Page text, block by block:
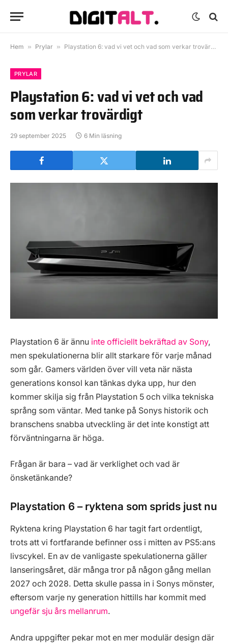
Hem » Prylar » Playstation 6: vad vi vet och vad som verkar trovärdigt
PRYLAR
Playstation 6: vad vi vet och vad
som verkar trovärdigt
29 september 2025 6 Min läsning
Playstation 6 är ännu inte officiellt bekräftad av Sony,
men spekulationerna blir allt starkare för varje månad
som går. Gamers världen över vill veta när nästa
generations konsol kan tänkas dyka upp, hur den
kommer skilja sig från Playstation 5 och vilka tekniska
språng som väntar. Med tanke på Sonys historik och
branschens snabba utveckling är det inte konstigt att
förväntningarna är höga.
Frågan är bara – vad är verklighet och vad är
önsketänkande?
Playstation 6 – ryktena som sprids just nu
Ryktena kring Playstation 6 har tagit fart ordentligt,
trots att vi fortfarande befinner oss i mitten av PS5:ans
livscykel. En av de vanligaste spekulationerna gäller
lanseringsåret, där många tror på någon gång mellan
2027 och 2028. Detta skulle passa in i Sonys mönster,
eftersom varje ny generation hittills har kommit med
ungefär sju års mellanrum.
Andra uppgifter pekar mot en mer modulär design där